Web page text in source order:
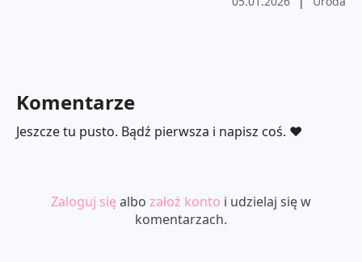
Komentarze
Jeszcze tu pusto. Bądź pierwsza i napisz coś. ❤️
Zaloguj się albo założ konto i udzielaj się w
komentarzach.